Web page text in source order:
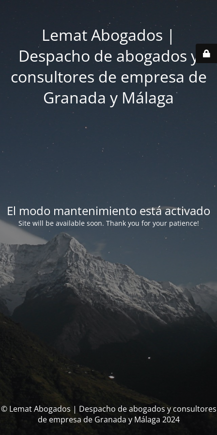
Lemat Abogados |
Despacho de abogados y
consultores de empresa de
Granada y Málaga
El modo mantenimiento está activado
Site will be available soon. Thank you for your patience!
© Lemat Abogados | Despacho de abogados y consultores
de empresa de Granada y Málaga 2024